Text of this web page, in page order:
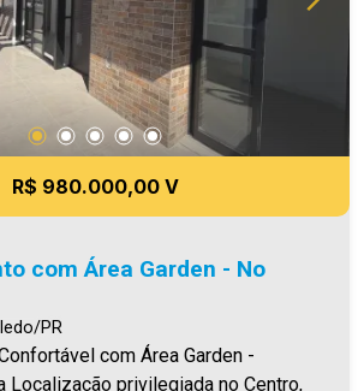
R$ 980.000,00 V
com Área Garden - No
PR
com Área Garden -
Localização privilegiada no Centro,